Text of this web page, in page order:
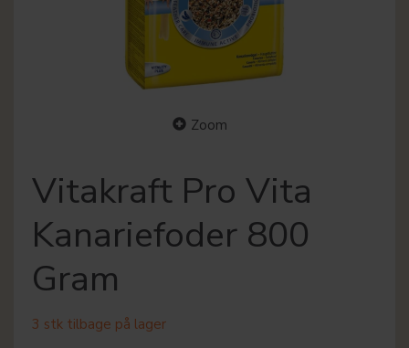
Zoom
Vitakraft Pro Vita
Kanariefoder 800
Gram
3 stk tilbage på lager